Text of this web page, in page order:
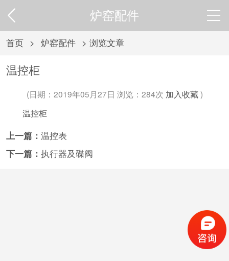
炉窑配件
首页 > 炉窑配件 > 浏览文章
温控柜
(日期：2019年05月27日 浏览： 284次 加入收藏)
温控柜
上一篇： 温控表
下一篇： 执行器及碟阀